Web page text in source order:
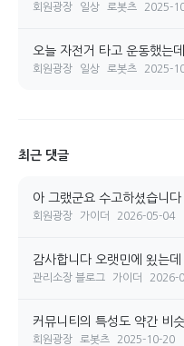
회원광장 일상 로봇츠 2025-
오늘 자전거 타고 운동했는
회원광장 일상 로봇츠 2025-
최근 댓글
아 그랬군요 수고하셨습니다
회원광장 가이더 2026-05-04
감사합니다 오랫민에 욌는
관리소장 블로그 가이더 2026-
커뮤니티의 특성도 약간 비
회원광장 로봇츠 2025-10-20